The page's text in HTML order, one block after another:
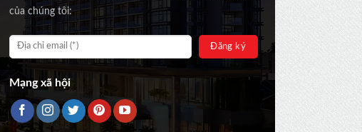
của chúng tôi:
Mạng xã hội